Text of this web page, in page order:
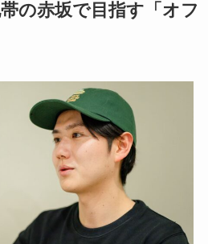
の赤坂で目指す「オフ